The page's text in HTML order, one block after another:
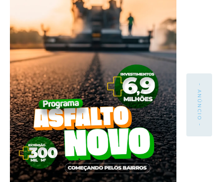
- ANÚNCIO -